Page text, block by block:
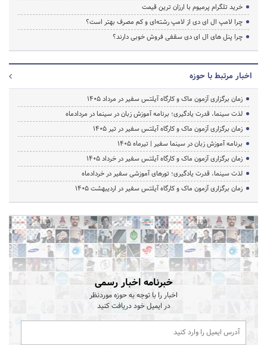
خرید تلگرام پرمیوم با ارزان ترین قیمت
چرا لامپ ال ای دی از لامپ رشته‌ای و کم مصرف بهتر است؟
چرا پنل های ال ای دی سقفی فروش خوبی دارند؟
اخبار مرتبط با حوزه
زمان برگزاری آزمون ماک و کارگاه آیلتس سفیر در مرداد 1405
لذت سینما، قدرت یادگیری؛ برنامه آموزش زبان در سینما در مردادماه
زمان برگزاری آزمون ماک و کارگاه آیلتس سفیر در تیر 1405
برنامه آموزش زبان در سینما سفیر | تیرماه ۱۴۰۵
زمان برگزاری آزمون ماک و کارگاه آیلتس سفیر در خرداد 1405
لذت سینما، قدرت یادگیری؛ تورهای آموزشی سفیر در خردادماه
زمان برگزاری آزمون ماک و کارگاه آیلتس سفیر در اردیبهشت 1405
خبرنامه اخبار رسمی
اخبار را با توجه به حوزه موردنظر
در ایمیل خود دریافت کنید